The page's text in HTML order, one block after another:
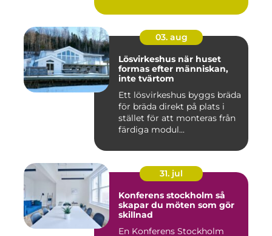
03. aug
Lösvirkeshus när huset
formas efter människan,
inte tvärtom
Ett lösvirkeshus byggs bräda
för bräda direkt på plats i
stället för att monteras från
färdiga modul...
31. jul
Konferens stockholm så
skapar du möten som gör
skillnad
En Konferens Stockholm